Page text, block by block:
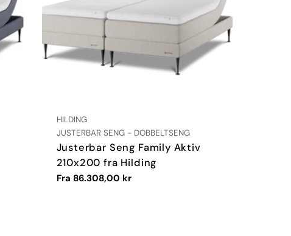
LEVERANDØR:
HILDING
TYPE:
JUSTERBAR SENG - DOBBELTSENG
Justerbar Seng Family Aktiv
210x200 fra Hilding
Vanlig
Fra 86.308,00 kr